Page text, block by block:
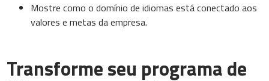
Mostre como o domínio de idiomas está conectado aos
valores e metas da empresa.
Transforme seu programa de